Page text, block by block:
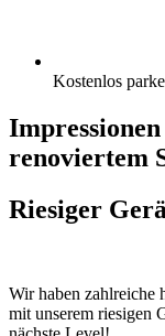
Kostenlos
renoviertem
Riesiger
Wir haben zahlreiche
mit unserem riesigen